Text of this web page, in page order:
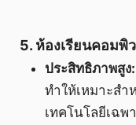
5. ห้องเรียนคอมพิ
ประสิทธิภาพสูง:
ทำให้เหมาะสำ
เทคโนโลยีเฉพ